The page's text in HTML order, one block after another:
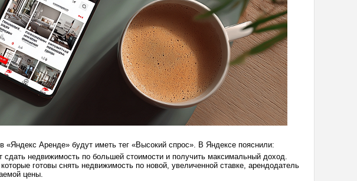
«Яндекс Аренде» будут иметь тег «Высокий спрос». В Яндексе пояснили:
сдать недвижимость по большей стоимости и получить максимальный доход.
готовы снять недвижимость по новой, увеличенной ставке, арендодатель
цены.